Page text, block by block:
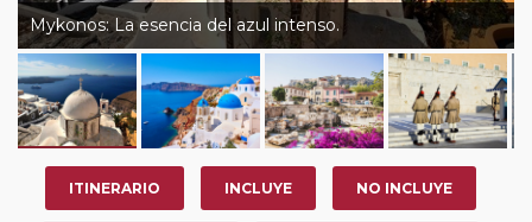
Mykonos: La esencia del azul intenso.
ITINERARIO INCLUYE NO INCLUYE